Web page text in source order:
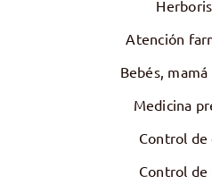
Atención
Bebés,
Medicina
Control de
Control de